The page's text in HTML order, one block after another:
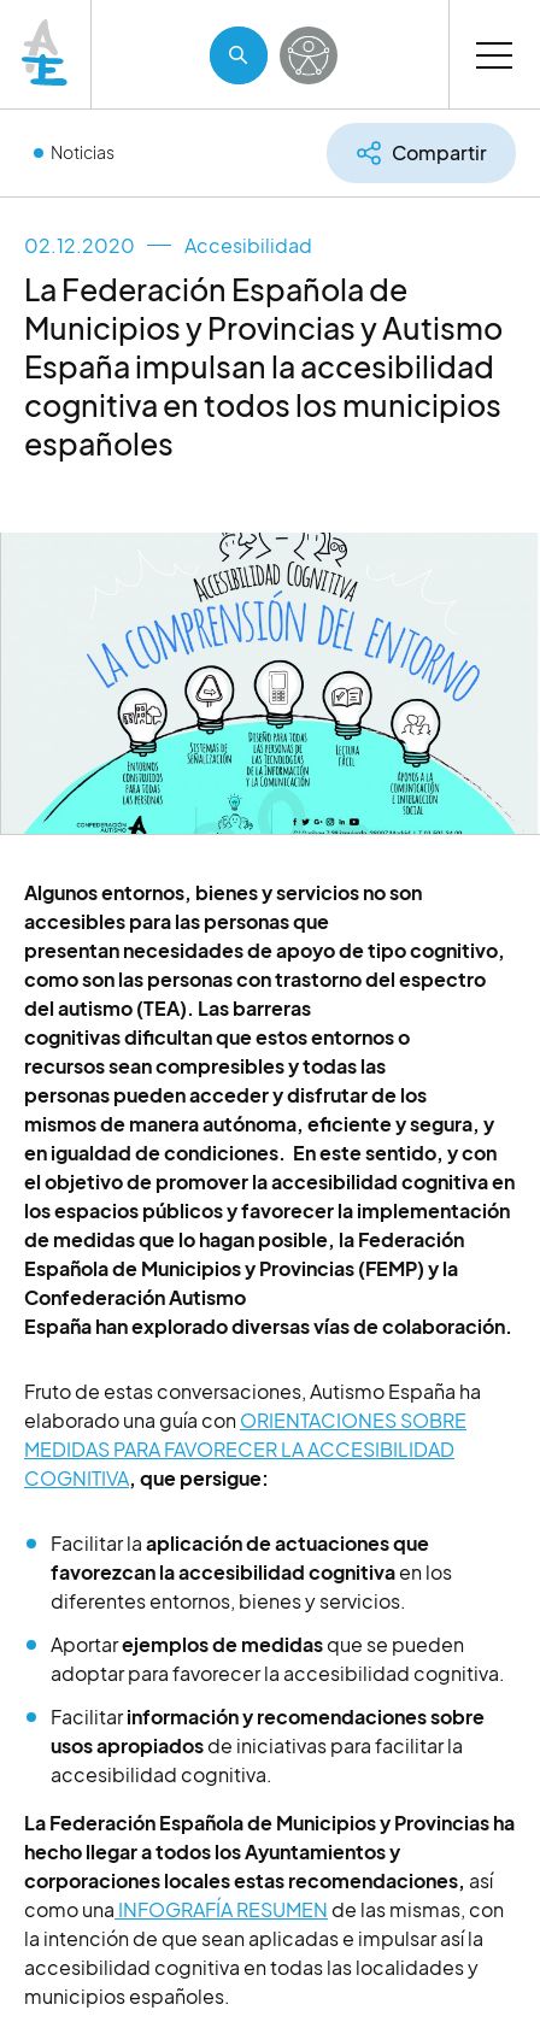
Noticias Compartir
02.12.2020 Accesibilidad
La Federación Española de
Municipios y Provincias y Autismo
España impulsan la accesibilidad
cognitiva en todos los municipios
españoles
Algunos entornos, bienes y servicios no son
accesibles para las personas que
presentan necesidades de apoyo de tipo cognitivo,
como son las personas con trastorno del espectro
del autismo (TEA). Las barreras
cognitivas dificultan que estos entornos o
recursos sean compresibles y todas las
personas pueden acceder y disfrutar de los
mismos de manera autónoma, eficiente y segura, y
en igualdad de condiciones. En este sentido, y con
el objetivo de promover la accesibilidad cognitiva en
los espacios públicos y favorecer la implementación
de medidas que lo hagan posible, la Federación
Española de Municipios y Provincias (FEMP) y la
Confederación Autismo
España han explorado diversas vías de colaboración.
Fruto de estas conversaciones, Autismo España ha
elaborado una guía conORIENTACIONES SOBRE
MEDIDAS PARA FAVORECER LA ACCESIBILIDAD
COGNITIVA, que persigue:
Facilitar laaplicación de actuaciones que
favorezcan la accesibilidad cognitivaen los
diferentes entornos, bienes y servicios.
Aportarejemplos de medidasque se pueden
adoptar para favorecer la accesibilidad cognitiva.
Facilitarinformación y recomendaciones sobre
usos apropiadosde iniciativas para facilitar la
accesibilidad cognitiva.
La Federación Española de Municipios y Provincias ha
hecho llegar a todos los Ayuntamientos y
corporaciones locales estas recomendaciones, así
como una INFOGRAFÍA RESUMEN de las mismas, con
la intención de que sean aplicadas e impulsar así la
accesibilidad cognitiva en todas las localidades y
municipios españoles.